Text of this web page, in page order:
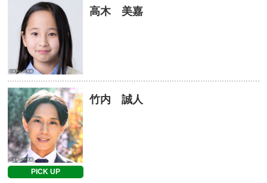
高木 美嘉
PICK UP
竹内 誠人